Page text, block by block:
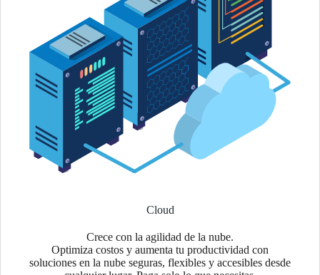
Cloud
Crece con la agilidad de la nube.
Optimiza costos y aumenta tu productividad con
soluciones en la nube seguras, flexibles y accesibles desde